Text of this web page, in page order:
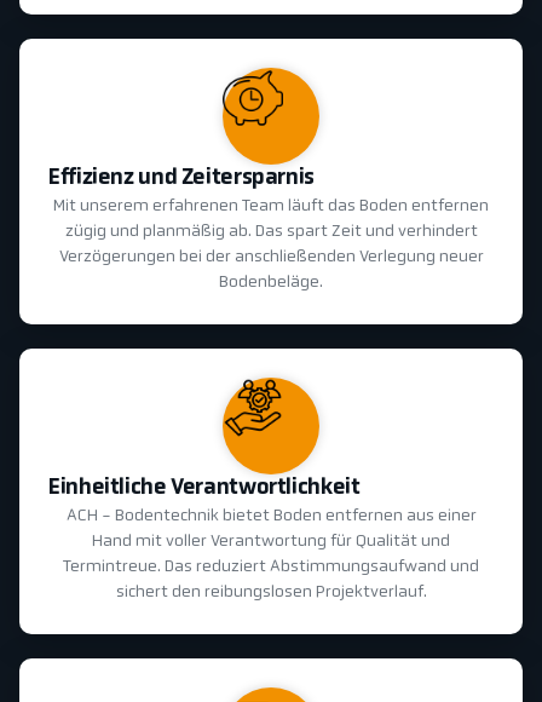
Effizienz und Zeitersparnis
Mit unserem erfahrenen Team läuft das Boden entfernen
zügig und planmäßig ab. Das spart Zeit und verhindert
Verzögerungen bei der anschließenden Verlegung neuer
Bodenbeläge.
Einheitliche Verantwortlichkeit
ACH - Bodentechnik bietet Boden entfernen aus einer
Hand mit voller Verantwortung für Qualität und
Termintreue. Das reduziert Abstimmungsaufwand und
sichert den reibungslosen Projektverlauf.